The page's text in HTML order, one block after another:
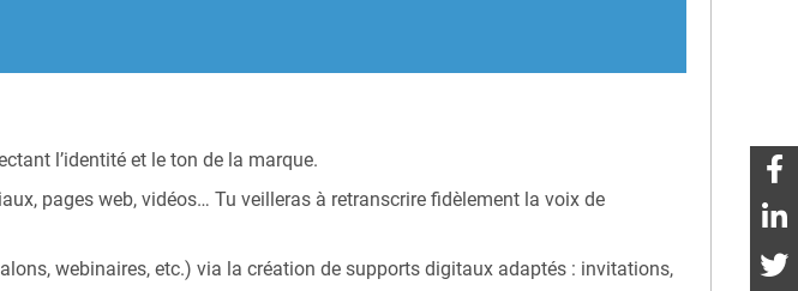
l’identité et le ton de la marque.
pages web, vidéos… Tu veilleras à retranscrire fidèlement la voix de
webinaires, etc.) via la création de supports digitaux adaptés : invitations,